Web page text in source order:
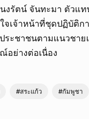
งรัตน์ จันทะมา ตัวแ
จเจ้าหน้าที่ชุดปฏิบัติ
ระชาชนตามแนวชา
อย่างต่อเนื่อง
#สระแก้ว #กัมพูชา